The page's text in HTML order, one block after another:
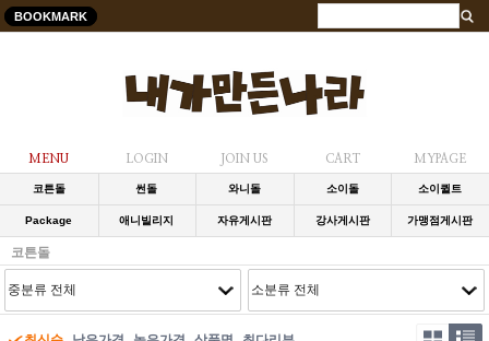
BOOKMARK
MENU LOGIN JOIN US CART MYPAGE
코튼돌 썬돌 와니돌 소이돌 소이퀼트
Package 애니빌리지 자유게시판 강사게시판 가맹점게시판
코튼돌